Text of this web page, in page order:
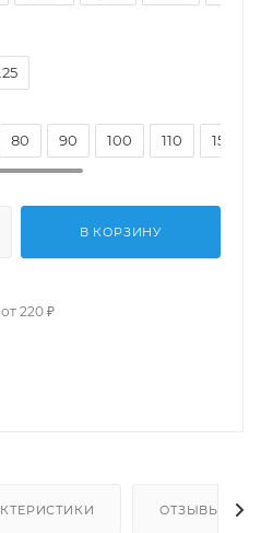
80 90 100 110 150
В КОРЗИНУ
от 220 ₽
ОТЗЫВЫ